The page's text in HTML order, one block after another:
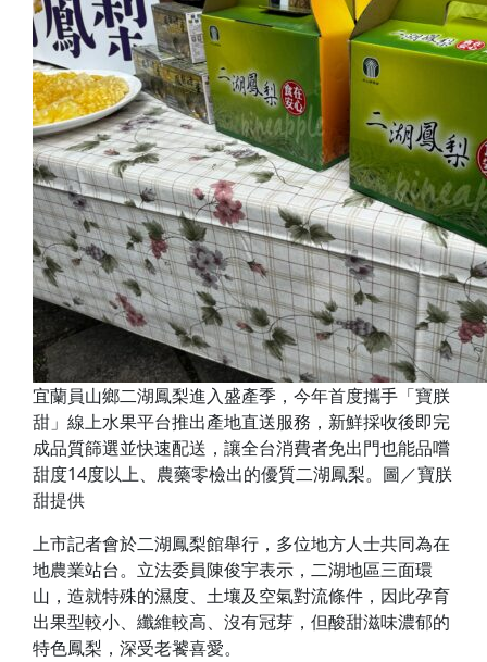
宜蘭員山鄉二湖鳳梨進入盛產季，今年首度攜手「寶朕
甜」線上水果平台推出產地直送服務，新鮮採收後即完
成品質篩選並快速配送，讓全台消費者免出門也能品嚐
甜度14度以上、農藥零檢出的優質二湖鳳梨。圖／寶朕
甜提供
上市記者會於二湖鳳梨館舉行，多位地方人士共同為在
地農業站台。立法委員陳俊宇表示，二湖地區三面環
山，造就特殊的濕度、土壤及空氣對流條件，因此孕育
出果型較小、纖維較高、沒有冠芽，但酸甜滋味濃郁的
特色鳳梨，深受老饕喜愛。